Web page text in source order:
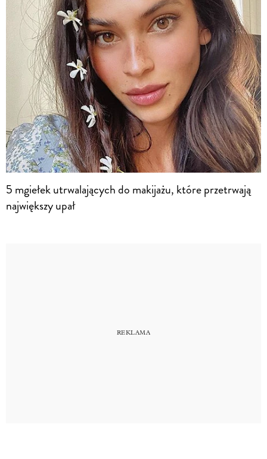
5 mgiełek utrwalających do makijażu, które przetrwają
największy upał